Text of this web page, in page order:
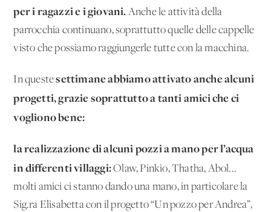
per i ragazzi e i giovani. Anche le attività della
parrocchia continuano, soprattutto quelle delle cappelle
visto che possiamo raggiungerle tutte con la macchina.
In questesettimane abbiamo attivato anche alcuni
progetti, grazie soprattutto a tanti amici che ci
vogliono bene:
la realizzazione di alcuni pozzi a mano per l’acqua
in differenti villaggi:Olaw, Pinkio, Thatha, Abol...
molti amici ci stanno dando una mano, in particolare la
Sig.ra Elisabetta con il progetto “Un pozzo per Andrea”,